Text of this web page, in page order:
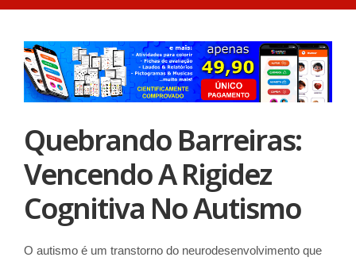
Quebrando Barreiras:
Vencendo A Rigidez
Cognitiva No Autismo
O autismo é um transtorno do neurodesenvolvimento que